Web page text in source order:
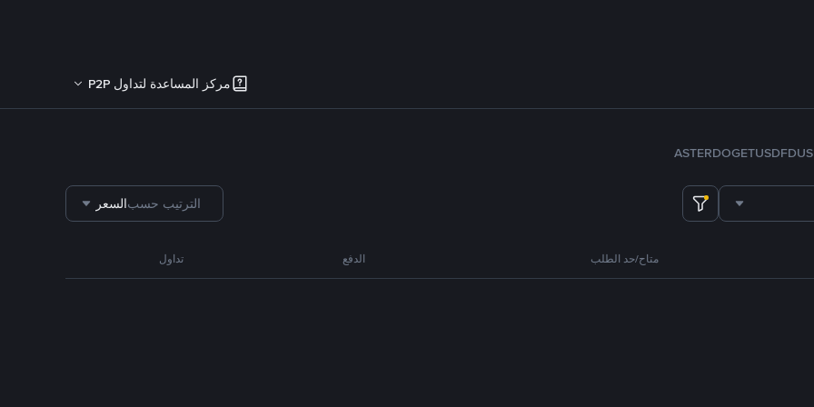
مركز المساعدة لتداول P2P
TUSD
DOGE
ASTER
الترتيب حسبالسعر
متاح/حد الطلب الدفع تداول